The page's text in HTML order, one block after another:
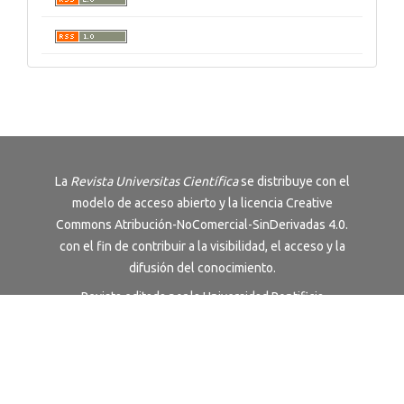
La Revista Universitas Científicase distribuye con el
modelo de acceso abierto y la licencia Creative
Commons Atribución-NoComercial-SinDerivadas 4.0.
con el fin de contribuir a la visibilidad, el acceso y la
difusión del conocimiento.
Revista editada por la Universidad Pontificia